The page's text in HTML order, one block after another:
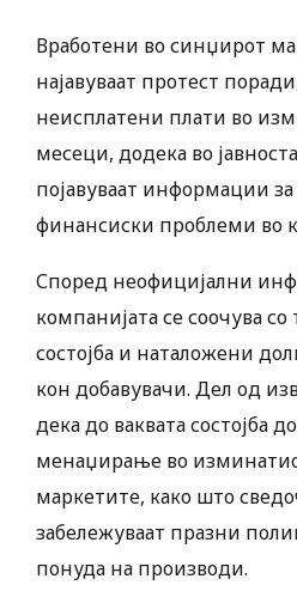
Вработени во синџирот
најавуваат протест
неисплатени плати во
месеци, додека во
појавуваат информации
финансиски проблеми во
Според неофицијални
компанијата се соочува
состојба и наталожени
кон добавувачи. Дел од
дека до ваквата состојба
менаџирање во
маркетите, како што
забележуваат празни
понуда на производи.